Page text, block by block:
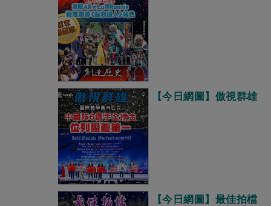
【今日網圖】傲視群雄
【今日網圖】最佳拍檔